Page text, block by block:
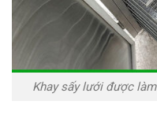
Khay sấy lưới được